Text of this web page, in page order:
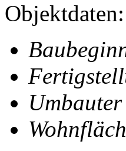
Objektdaten: